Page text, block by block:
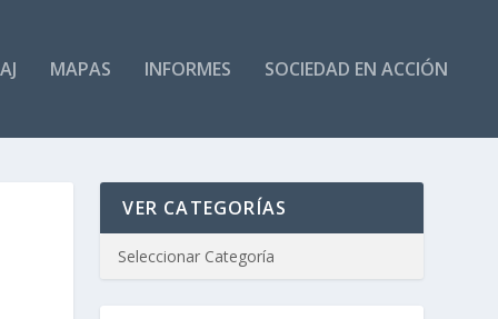
MAPAS INFORMES SOCIEDAD EN ACCIÓN
VER CATEGORÍAS